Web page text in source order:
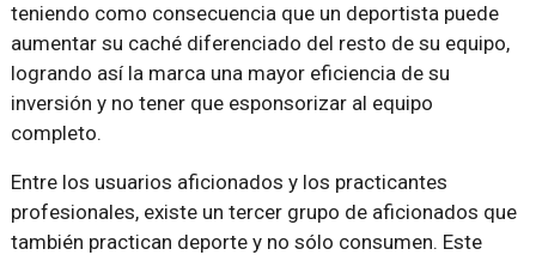
teniendo como consecuencia que un deportista puede
aumentar su caché diferenciado del resto de su equipo,
logrando así la marca una mayor eficiencia de su
inversión y no tener que esponsorizar al equipo
completo.
Entre los usuarios aficionados y los practicantes
profesionales, existe un tercer grupo de aficionados que
también practican deporte y no sólo consumen. Este